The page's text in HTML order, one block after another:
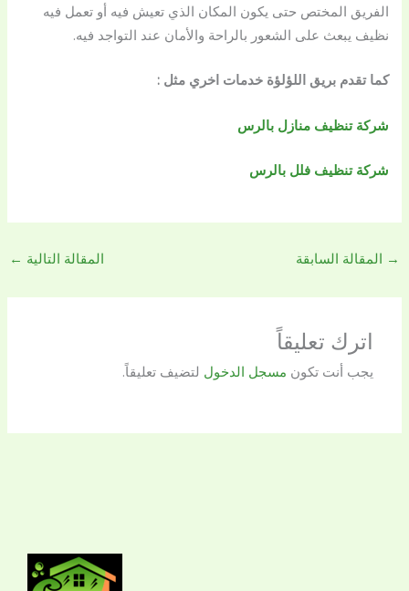
الفريق المختص حتى يكون المكان الذي تعيش فيه أو تعمل فيه
نظيف يبعث على الشعور بالراحة والأمان عند التواجد فيه.
كما تقدم بريق اللؤلؤة خدمات اخري مثل :
شركة تنظيف منازل بالرس
شركة تنظيف فلل بالرس
→ المقالة السابقة المقالة التالية ←
اترك تعليقاً
يجب أنت تكون مسجل الدخول لتضيف تعليقاً.